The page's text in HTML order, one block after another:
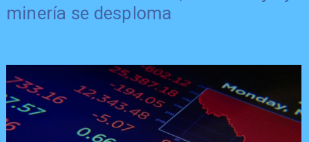
minería se desploma